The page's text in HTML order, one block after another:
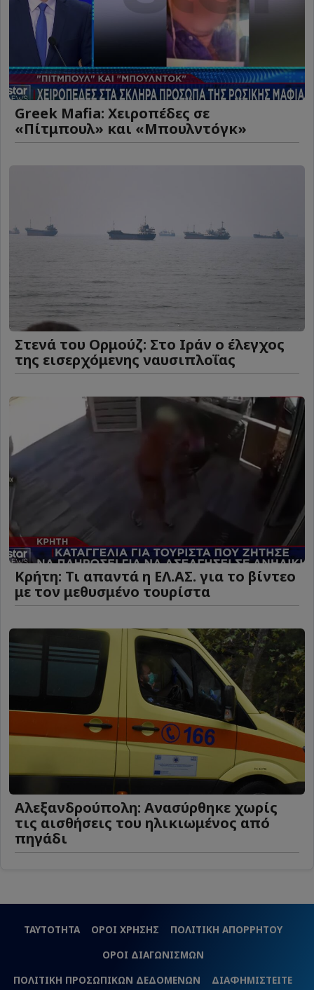
Greek Mafia: Χειροπέδες σε
«Πίτμπουλ» και «Μπουλντόγκ»
Στενά του Ορμούζ: Στο Ιράν ο έλεγχος
της εισερχόμενης ναυσιπλοΐας
Κρήτη: Τι απαντά η ΕΛ.ΑΣ. για το βίντεο
με τον μεθυσμένο τουρίστα
Αλεξανδρούπολη: Ανασύρθηκε χωρίς
τις αισθήσεις του ηλικιωμένος από
πηγάδι
ΤΑΥΤΟΤΗΤΑ ΟΡΟΙ ΧΡΗΣΗΣ
ΠΟΛΙΤΙΚΗ ΑΠΟΡΡΗΤΟΥ
ΟΡΟΙ ΔΙΑΓΩΝΙΣΜΩΝ
ΠΟΛΙΤΙΚΗ ΠΡΟΣΩΠΙΚΩΝ ΔΕΔΟΜΕΝΩΝ
ΔΙΑΦΗΜΙΣΤΕΙΤΕ